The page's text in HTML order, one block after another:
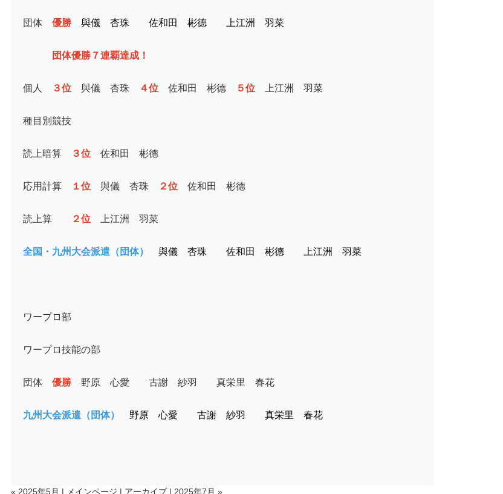
団体 優勝 與儀 杏珠 佐和田 彬德 上江洲 羽菜
団体優勝７連覇達成！
個人 ３位 與儀 杏珠 ４位 佐和田 彬德 ５位 上江洲 羽菜
種目別競技
読上暗算 ３位 佐和田 彬德
応用計算 １位 與儀 杏珠 ２位 佐和田 彬德
読上算 ２位 上江洲 羽菜
全国・九州大会派遣（団体） 與儀 杏珠 佐和田 彬德 上江洲 羽菜
ワープロ部
ワープロ技能の部
団体 優勝 野原 心愛 古謝 紗羽 真栄里 春花
九州大会派遣（団体） 野原 心愛 古謝 紗羽 真栄里 春花
« 2025年5月 | メインページ | アーカイブ | 2025年7月 »